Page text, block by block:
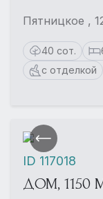
Пятницкое ,
40 сот.
с отделкой
ДОМ, 1150
ID 117018